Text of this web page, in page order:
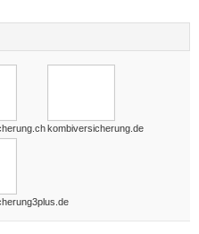
kombiversicherung.de